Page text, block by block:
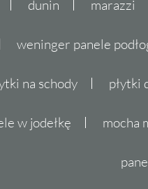
dunin marazzi
weninger panele
na schody płytki
w jodełkę mocha